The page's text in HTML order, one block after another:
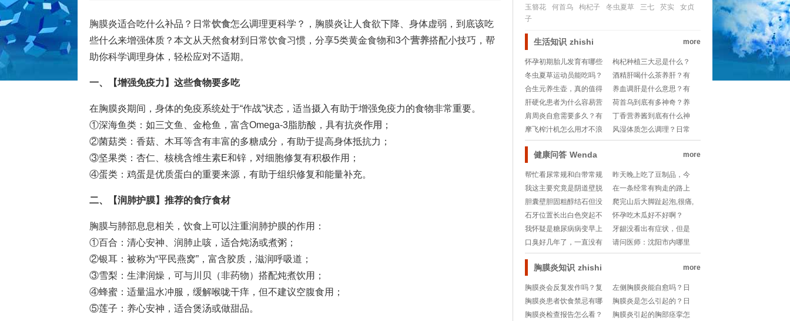
胸膜炎适合吃什么补品？日常饮食怎么调理更科学？，胸膜炎让人食欲下降、身体虚弱，到底该吃
些什么来增强体质？本文从天然食材到日常饮食习惯，分享5类黄金食物和3个营养搭配小技巧，帮
助你科学调理身体，轻松应对不适期。
一、【增强免疫力】这些食物要多吃
在胸膜炎期间，身体的免疫系统处于“作战”状态，适当摄入有助于增强免疫力的食物非常重要。
①深海鱼类：如三文鱼、金枪鱼，富含Omega-3脂肪酸，具有抗炎作用 ；
②菌菇类：香菇、木耳等含有丰富的多糖成分，有助于提高身体抵抗力；
③坚果类：杏仁、核桃含维生素E和锌，对细胞修复有积极作用；
④蛋类：鸡蛋是优质蛋白的重要来源，有助于组织修复和能量补充。
二、【润肺护膜】推荐的食疗食材
胸膜与肺部息息相关，饮食上可以注重润肺护膜的作用：
①百合：清心安神、润肺止咳，适合炖汤或煮粥；
②银耳：被称为“平民燕窝”，富含胶质，滋润呼吸道；
③雪梨：生津润燥，可与川贝（非药物）搭配炖煮饮用；
④蜂蜜：适量温水冲服，缓解喉咙干痒，但不建议空腹食用；
⑤莲子：养心安神，适合煲汤或做甜品。
玉簪花
何首乌 枸杞子 冬虫夏草 三七 芡实
女贞
子
生活知识 zhishi more
怀孕初期胎儿发育有哪些
神奇信号？快来get准妈妈
的秘密日记！🤰👶
枸杞种植三大忌是什么？
这些误区你踩雷了吗？
冬虫夏草运动员能吃吗？
真的有增强体力的妙招
吗？
酒精肝喝什么茶养肝？有
没有适合日常饮用的护肝
茶饮推荐？
合生元养生壶，真的值得
入手吗？
养血调肝是什么意思？有
没有简单的小妙招可以试
试？
肝硬化患者为什么容易营
养不良？饮食调理有妙招
吗？
荷首乌到底有多神奇？养
生达人都在用的秘诀是
啥？
肩周炎自愈需要多久？有
没有加速恢复的小妙招？
丁香营养酱到底有什么神
奇之处？日常怎么吃更健
康？
摩飞榨汁机怎么用才不浪
费？水果搭配秘诀大公
开！
风湿体质怎么调理？日常
有哪些养生小妙招？
健康问答 Wenda more
帮忙看尿常规和白带常规
检验单
昨天晚上吃了豆制品，今
天一天胃部胀气，还
我这主要究竟是阴道壁脱
垂还是尿路感染原因
在一条经常有狗走的路上
打羽毛球
胆囊壁胆固粗醇结石但没
有症状需..
爬完山后大脚趾起泡,很痛,
怎么..
石牙位置长出白色突起不
硬是否有问题,谢谢
怀孕吃木瓜好不好啊？
我怀疑是糖尿病病变早上
起来胳膊肿胀凉无力
牙龈没看出有症状，但是
不舒服
口臭好几年了，一直没有
治疗，有时候很尴尬
请问医师：沈阳市内哪里
给做（痰陪养）？？
胸膜炎知识 zhishi more
胸膜炎会反复发作吗？复
发有哪些信号要警惕？
左侧胸膜炎能自愈吗？日
常有哪些调理小妙招？
胸膜炎患者饮食禁忌有哪
些？吃错会加重不适吗？
胸膜炎是怎么引起的？日
常生活中如何预防？
胸膜炎检查报告怎么看？
胸膜炎引起的胸部痉挛怎